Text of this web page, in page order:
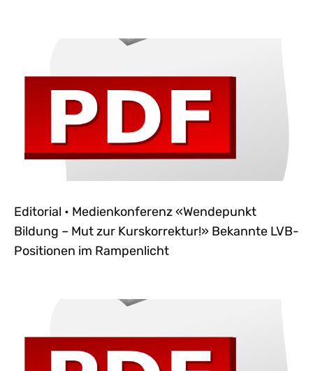
Editorial • Medienkonferenz «Wendepunkt
Bildung – Mut zur Kurskorrektur!» Bekannte LVB-
Positionen im Rampenlicht